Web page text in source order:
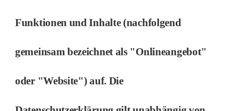
Funktionen und Inhalte (nachfolgend
gemeinsam bezeichnet als "Onlineangebot"
oder "Website") auf. Die